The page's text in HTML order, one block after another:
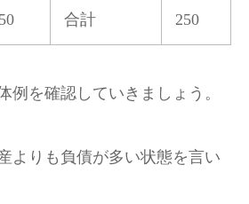
合計 250
例を確認していきましょう。
よりも負債が多い状態を言い